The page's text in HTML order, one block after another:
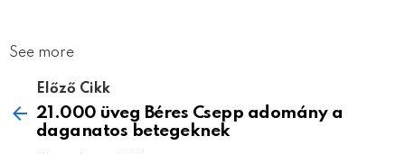
See more
Előző Cikk
21.000 üveg Béres Csepp adomány a
daganatos betegeknek